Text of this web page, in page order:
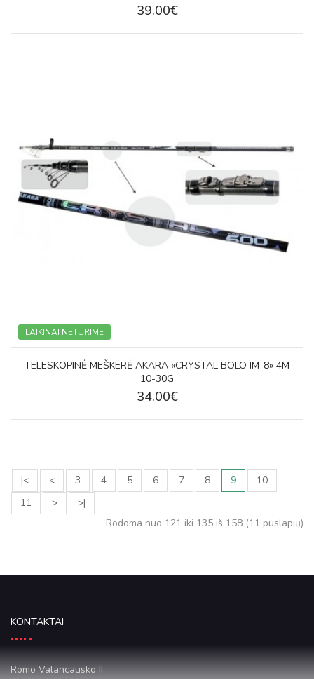
39.00€
LAIKINAI NETURIME
TELESKOPINĖ MEŠKERĖ AKARA «CRYSTAL BOLO IM-8» 4M
10-30G
34.00€
|< < 3 4 5 6 7 8 9
10
11
>
>|
Rodoma nuo 121 iki 135 iš 158 (11 puslapių)
KONTAKTAI
Romo Valancausko II